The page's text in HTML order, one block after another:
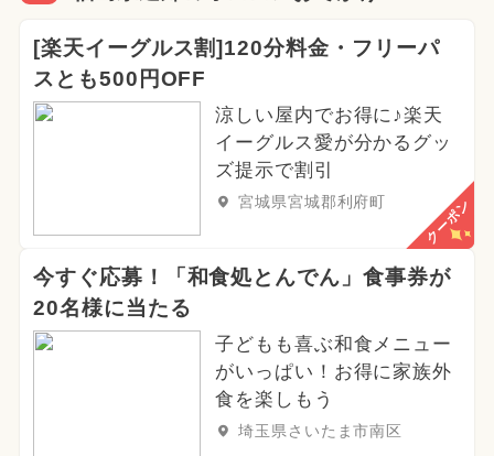
[楽天イーグルス割]120分料金・フリーパ
スとも500円OFF
涼しい屋内でお得に♪楽天
イーグルス愛が分かるグッ
ズ提示で割引
宮城県宮城郡利府町 クーポン
今すぐ応募！「和食処とんでん」食事券が
20名様に当たる
子どもも喜ぶ和食メニュー
がいっぱい！お得に家族外
食を楽しもう
埼玉県さいたま市南区